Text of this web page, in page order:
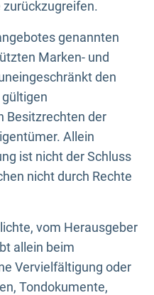
genannten
Marken- und
den
Besitzrechten der
Allein
ist nicht der Schluss
nicht durch Rechte
vom Herausgeber
allein beim
Vervielfältigung oder
Tondokumente,